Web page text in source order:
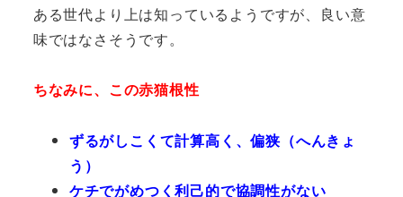
ある世代より上は知っているようですが、良い意
味ではなさそうです。
ちなみに、この赤猫根性
ずるがしこくて計算高く、偏狭（へんきょ
う）
ケチでがめつく利己的で協調性がない